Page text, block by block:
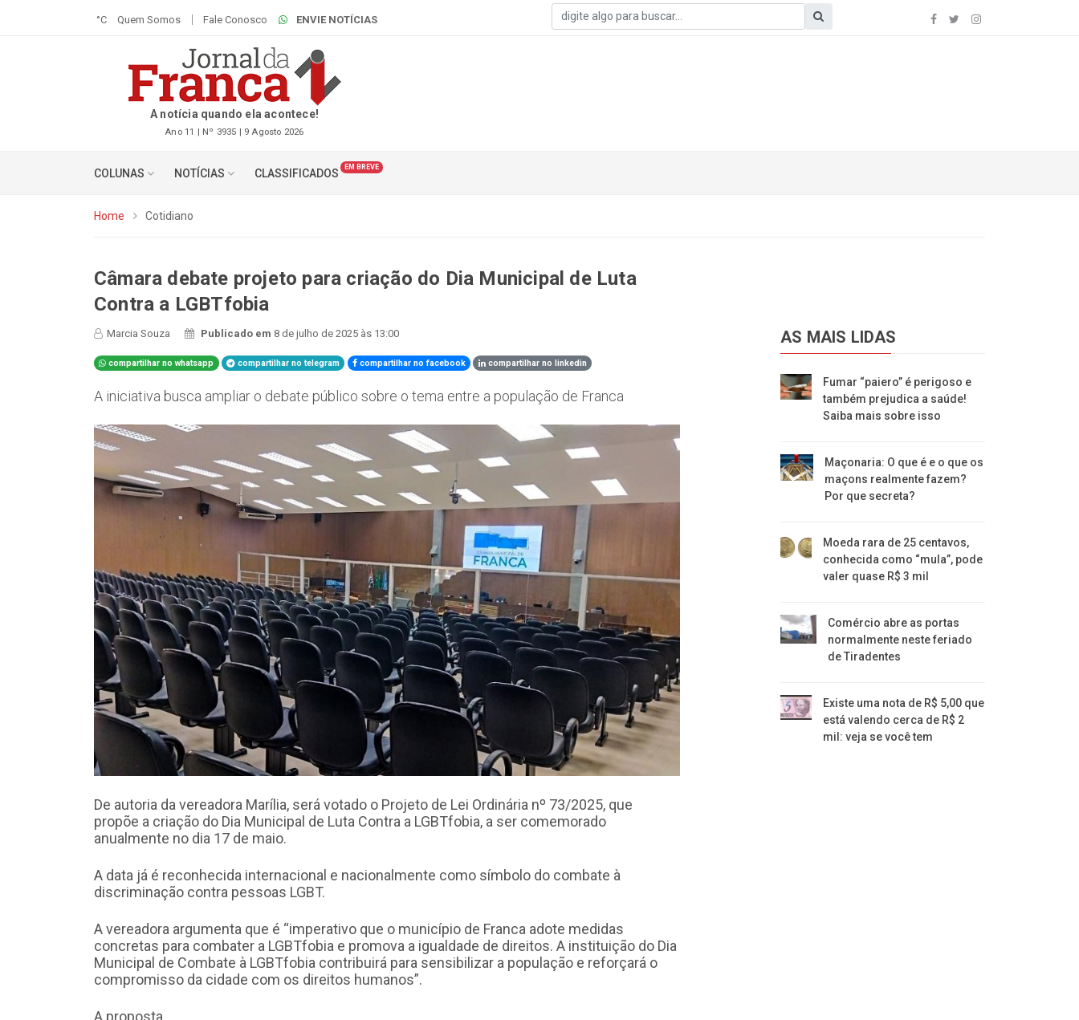
°C Quem Somos Fale Conosco ENVIE NOTÍCIAS
A notícia quando ela acontece!
Ano 11 | Nº 3935 | 9 Agosto 2026
COLUNAS NOTÍCIAS CLASSIFICADOS EM BREVE
Home Cotidiano
Câmara debate projeto para criação do Dia Municipal de Luta
Contra a LGBTfobia
Marcia Souza Publicado em 8 de julho de 2025 às 13:00
compartilhar no whatsapp compartilhar no telegram compartilhar no facebook compartilhar no linkedin
A iniciativa busca ampliar o debate público sobre o tema entre a população de Franca
De autoria da vereadora Marília, será votado o Projeto de Lei Ordinária nº 73/2025, que
propõe a criação do Dia Municipal de Luta Contra a LGBTfobia, a ser comemorado
anualmente no dia 17 de maio.
A data já é reconhecida internacional e nacionalmente como símbolo do combate à
discriminação contra pessoas LGBT.
A vereadora argumenta que é “imperativo que o município de Franca adote medidas
concretas para combater a LGBTfobia e promova a igualdade de direitos. A instituição do Dia
Municipal de Combate à LGBTfobia contribuirá para sensibilizar a população e reforçará o
compromisso da cidade com os direitos humanos”.
A proposta
AS MAIS LIDAS
Fumar “paiero” é perigoso e
também prejudica a saúde!
Saiba mais sobre isso
Maçonaria: O que é e o que os
maçons realmente fazem?
Por que secreta?
Moeda rara de 25 centavos,
conhecida como “mula”, pode
valer quase R$ 3 mil
Comércio abre as portas
normalmente neste feriado
de Tiradentes
Existe uma nota de R$ 5,00 que
está valendo cerca de R$ 2
mil: veja se você tem